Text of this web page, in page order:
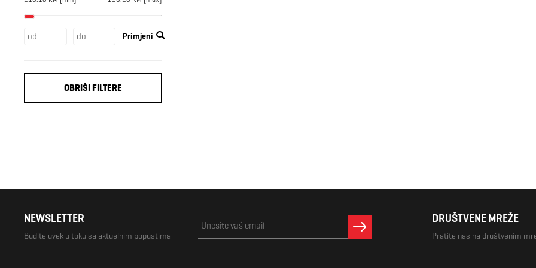
Primjeni
OBRIŠI FILTERE
NEWSLETTER
Budite uvek u toku sa aktuelnim popustima
DRUŠTVENE MREŽE
Pratite nas na društvenim